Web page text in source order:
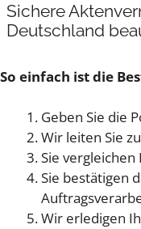
Sichere
Deutschland
So einfach ist die
Geben Sie die
Wir leiten Sie
Sie
Sie bestätigen
Wir erledigen